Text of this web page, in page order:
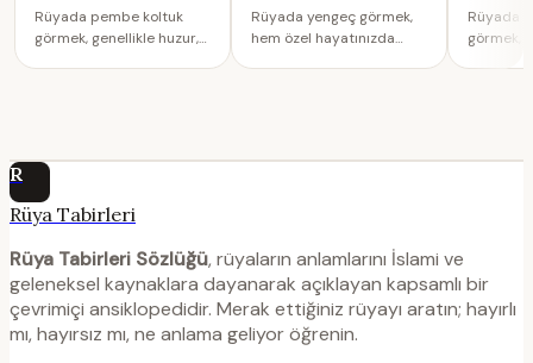
Rüyada pembe koltuk
görmek, genellikle huzur,
Rüyada yengeç görmek,
hem özel hayatınızda
Rüyada
görmek,
R
Rüya Tabirleri
Rüya Tabirleri Sözlüğü, rüyaların anlamlarını İslami ve
geleneksel kaynaklara dayanarak açıklayan kapsamlı bir
çevrimiçi ansiklopedidir. Merak ettiğiniz rüyayı aratın; hayırlı
mı, hayırsız mı, ne anlama geliyor öğrenin.